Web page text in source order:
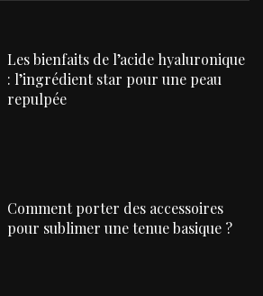
Les bienfaits de l’acide hyaluronique
: l’ingrédient star pour une peau
repulpée
Comment porter des accessoires
pour sublimer une tenue basique ?